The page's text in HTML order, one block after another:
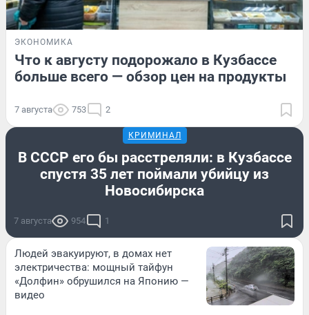
ЭКОНОМИКА
Что к августу подорожало в Кузбассе
больше всего — обзор цен на продукты
7 августа 753 2
КРИМИНАЛ
В СССР его бы расстреляли: в Кузбассе
спустя 35 лет поймали убийцу из
Новосибирска
7 августа 954 1
Людей эвакуируют, в домах нет
электричества: мощный тайфун
«Долфин» обрушился на Японию —
видео